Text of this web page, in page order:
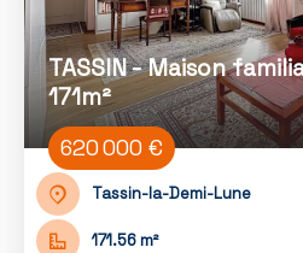
TASSIN - Maison
171m²
620 000 €
Tassin-la-Demi-Lune
171.56 m²